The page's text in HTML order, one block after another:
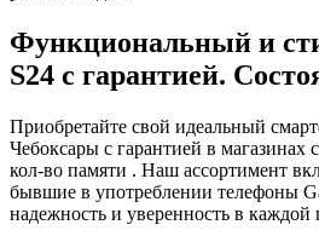
Функциональный и
S24 с гарантией.
Приобретайте свой идеальный
Чебоксары с гарантией в
кол-во памяти . Наш ассортимент
бывшие в употреблении телефоны
надежность и уверенность в каждой